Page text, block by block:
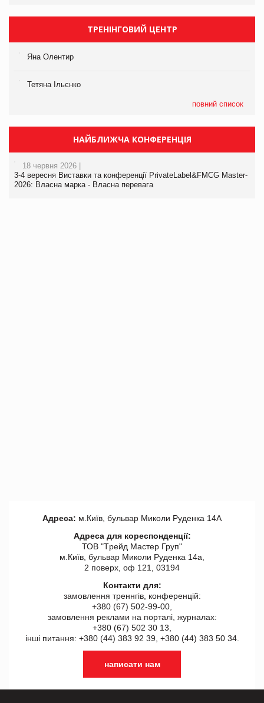
ТРЕНІНГОВИЙ ЦЕНТР
Яна Олентир
Тетяна Ільєнко
повний список
НАЙБЛИЖЧА КОНФЕРЕНЦІЯ
18 червня 2026 |
3-4 вересня Виставки та конференції PrivateLabel&FMCG Master-
2026: Власна марка - Власна перевага
Адреса: м.Київ, бульвар Миколи Руденка 14А
Адреса для кореспонденції:
ТОВ "Tрейд Мастер Груп"
м.Київ, бульвар Миколи Руденка 14а,
2 поверх, оф 121, 03194
Контакти для:
замовлення треннгів, конференцій:
+380 (67) 502-99-00,
замовлення реклами на порталі, журналах:
+380 (67) 502 30 13,
інші питання: +380 (44) 383 92 39, +380 (44) 383 50 34.
написати нам